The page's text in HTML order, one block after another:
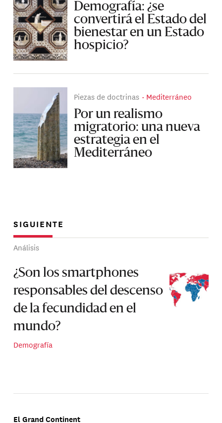
Demografía: ¿se
convertirá el Estado del
bienestar en un Estado
hospicio?
Piezas de doctrinas Mediterráneo
Por un realismo
migratorio: una nueva
estrategia en el
Mediterráneo
SIGUIENTE
Análisis
¿Son los smartphones
responsables del descenso
de la fecundidad en el
mundo?
Demografía
El Grand Continent